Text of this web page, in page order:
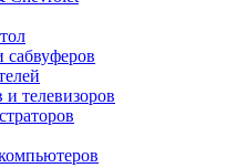
сабвуферов
телевизоров